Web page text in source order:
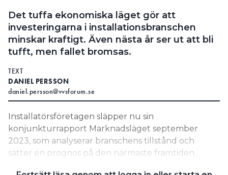
Det tuffa ekonomiska läget gör att
investeringarna i installationsbranschen
minskar kraftigt. Även nästa år ser ut att bli
tufft, men fallet bromsas.
TEXT
DANIEL PERSSON
daniel.persson@vvsforum.se
Installatörsföretagen släpper nu sin
konjunkturrapport Marknadsläget september
2023, som analyserar branschens tillstånd och
sätter en prognos på den närmaste framtiden.